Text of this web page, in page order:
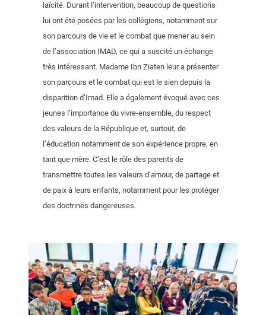
laïcité. Durant l’intervention, beaucoup de questions
lui ont été posées par les collégiens, notamment sur
son parcours de vie et le combat que mener au sein
de l’association IMAD, ce qui a suscité un échange
très intéressant. Madame Ibn Ziaten leur a présenter
son parcours et le combat qui est le sien depuis la
disparition d’Imad. Elle a également évoqué avec ces
jeunes l’importance du vivre-ensemble, du respect
des valeurs de la République et, surtout, de
l’éducation notamment de son expérience propre, en
tant que mère. C’est le rôle des parents de
transmettre toutes les valeurs d’amour, de partage et
de paix à leurs enfants, notamment pour les protéger
des doctrines dangereuses.